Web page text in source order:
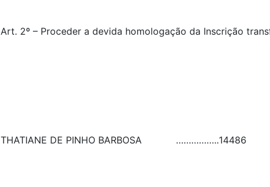
Art. 2º – Proceder a devida homologação da Inscrição
THATIANE DE PINHO BARBOSA ……………..14486